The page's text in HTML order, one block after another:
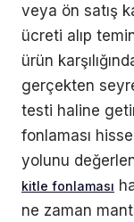
veya ön satış
ücreti alıp
ürün
gerçekten
testi haline
fonlaması
yolunu
kitle fonlaması
ne zaman